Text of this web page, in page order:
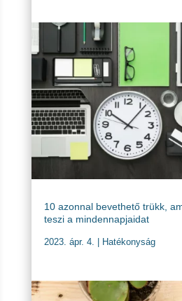
10 azonnal bevethető trükk,
teszi a mindennapjaidat
2023. ápr. 4. Hatékonyság